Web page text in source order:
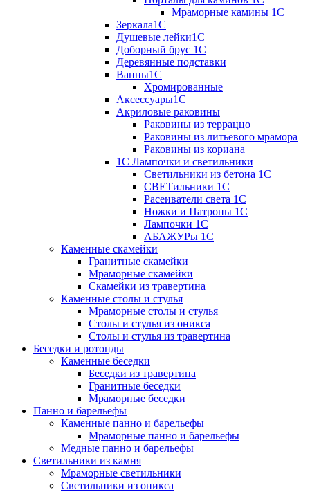
Мраморные камины 1C
Зеркала1С
Душевые лейки1С
Доборный брус 1С
Деревянные подставки
Ванны1С
Хромированные
Аксессуары1С
Акриловые раковины
Раковины из терраццо
Раковины из литьевого мрамора
Раковины из кориана
1С Лампочки и светильники
Светильники из бетона 1С
СВЕТильники 1С
Расеиватели света 1С
Ножки и Патроны 1С
Лампочки 1С
АБАЖУРы 1С
Каменные скамейки
Гранитные скамейки
Мраморные скамейки
Скамейки из травертина
Каменные столы и стулья
Мраморные столы и стулья
Столы и стулья из оникса
Столы и стулья из травертина
Беседки и ротонды
Каменные беседки
Беседки из травертина
Гранитные беседки
Мраморные беседки
Панно и барельефы
Каменные панно и барельефы
Мраморные панно и барельефы
Медные панно и барельефы
Светильники из камня
Мраморные светильники
Светильники из оникса